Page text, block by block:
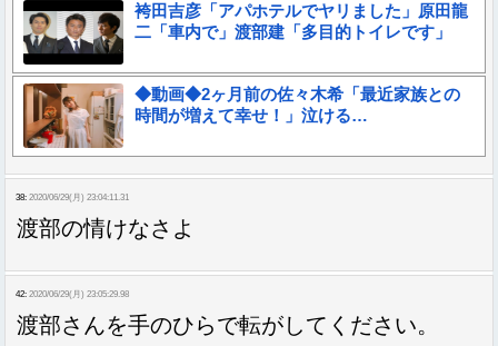
袴田吉彦「アパホテルでヤリました」原田龍
二「車内で」渡部建「多目的トイレです」
◆動画◆2ヶ月前の佐々木希「最近家族との
時間が増えて幸せ！」泣ける…
38: 2020/06/29(月) 23:04:11.31
渡部の情けなさよ
42: 2020/06/29(月) 23:05:29.98
渡部さんを手のひらで転がしてください。